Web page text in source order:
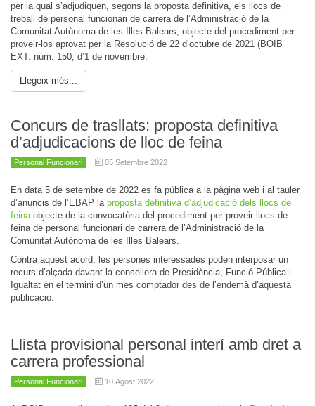
per la qual s’adjudiquen, segons la proposta definitiva, els llocs de
treball de personal funcionari de carrera de l’Administració de la
Comunitat Autònoma de les Illes Balears, objecte del procediment per
proveir-los aprovat per la Resolució de 22 d’octubre de 2021 (BOIB
EXT. núm. 150, d’1 de novembre.
Llegeix més...
Concurs de trasllats: proposta definitiva
d’adjudicacions de lloc de feina
Personal Funcionari 05 Setembre 2022
En data 5 de setembre de 2022 es fa pública a la pàgina web i al tauler
d’anuncis de l’EBAP la proposta definitiva d’adjudicació dels llocs de
feina objecte de la convocatòria del procediment per proveir llocs de
feina de personal funcionari de carrera de l’Administració de la
Comunitat Autònoma de les Illes Balears.
Contra aquest acord, les persones interessades poden interposar un
recurs d’alçada davant la consellera de Presidència, Funció Pública i
Igualtat en el termini d’un mes comptador des de l’endemà d’aquesta
publicació.
Llista provisional personal interí amb dret a
carrera professional
Personal Funcionari 10 Agost 2022